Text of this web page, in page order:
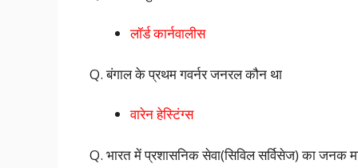
लॉर्ड कार्नवालीस
Q. बंगाल के प्रथम गवर्नर जनरल कौन था
वारेन हेस्टिंग्स
Q. भारत में प्रशासनिक सेवा(सिविल सर्विसेज) का जनक